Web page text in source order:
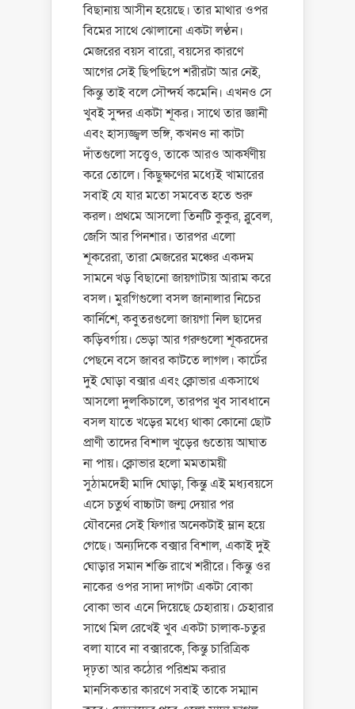
বিছানায় আসীন হয়েছে। তার মাথার ওপর
বিমের সাথে ঝোলানো একটা লণ্ঠন।
মেজরের বয়স বারো, বয়সের কারণে
আগের সেই ছিপছিপে শরীরটা আর নেই,
কিন্তু তাই বলে সৌন্দর্য কমেনি। এখনও সে
খুবই সুন্দর একটা শূকর। সাথে তার জ্ঞানী
এবং হাস্যজ্জ্বল ভঙ্গি, কখনও না কাটা
দাঁতগুলো সত্ত্বেও, তাকে আরও আকর্ষণীয়
করে তোলে। কিছুক্ষণের মধ্যেই খামারের
সবাই যে যার মতো সমবেত হতে শুরু
করল। প্রথমে আসলো তিনটি কুকুর, ব্লুবেল,
জেসি আর পিনশার। তারপর এলো
শূকরেরা, তারা মেজরের মঞ্চের একদম
সামনে খড় বিছানো জায়গাটায় আরাম করে
বসল। মুরগিগুলো বসল জানালার নিচের
কার্নিশে, কবুতরগুলো জায়গা নিল ছাদের
কড়িবর্গায়। ভেড়া আর গরুগুলো শূকরদের
পেছনে বসে জাবর কাটতে লাগল। কার্টের
দুই ঘোড়া বক্সার এবং ক্লোভার একসাথে
আসলো দুলকিচালে, তারপর খুব সাবধানে
বসল যাতে খড়ের মধ্যে থাকা কোনো ছোট
প্রাণী তাদের বিশাল খুড়ের গুতোয় আঘাত
না পায়। ক্লোভার হলো মমতাময়ী
সুঠামদেহী মাদি ঘোড়া, কিন্তু এই মধ্যবয়সে
এসে চতুর্থ বাচ্চাটা জন্ম দেয়ার পর
যৌবনের সেই ফিগার অনেকটাই ম্লান হয়ে
গেছে। অন্যদিকে বক্সার বিশাল, একাই দুই
ঘোড়ার সমান শক্তি রাখে শরীরে। কিন্তু ওর
নাকের ওপর সাদা দাগটা একটা বোকা
বোকা ভাব এনে দিয়েছে চেহারায়। চেহারার
সাথে মিল রেখেই খুব একটা চালাক-চতুর
বলা যাবে না বক্সারকে, কিন্তু চারিত্রিক
দৃঢ়তা আর কঠোর পরিশ্রম করার
মানসিকতার কারণে সবাই তাকে সম্মান